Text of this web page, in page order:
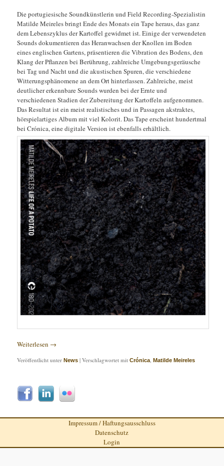
Die portugiesische Soundkünstlerin und Field Recording-Spezialistin
Matilde Meireles bringt Ende des Monats ein Tape heraus, das ganz
dem Lebenszyklus der Kartoffel gewidmet ist. Einige der verwendeten
Sounds dokumentieren das Heranwachsen der Knollen im Boden
eines englischen Gartens, präsentieren die Vibration des Bodens, den
Klang der Pflanzen bei Berührung, zahlreiche Umgebungsgeräusche
bei Tag und Nacht und die akustischen Spuren, die verschiedene
Witterungsphänomene an dem Ort hinterlassen. Zahlreiche, meist
deutlicher erkennbare Sounds wurden bei der Ernte und
verschiedenen Stadien der Zubereitung der Kartoffeln aufgenommen.
Das Resultat ist ein meist realistisches und in Passagen akstraktes,
hörspielartiges Album mit viel Kolorit. Das Tape erscheint hundertmal
bei Crónica, eine digitale Version ist ebenfalls erhältlich.
Weiterlesen →
Veröffentlicht unter News |Verschlagwortet mit Crónica ,Matilde Meireles
Impressum / Haftungsausschluss
Datenschutz
Login